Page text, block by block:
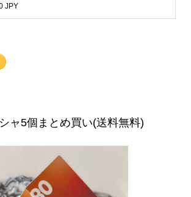
ャ5個まとめ買い(送料無料)